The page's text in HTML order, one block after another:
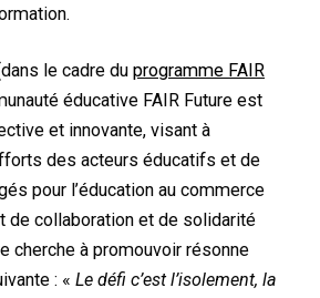
le cadre du programme FAIR
éducative FAIR Future est
et innovante, visant à
des acteurs éducatifs et de
pour l’éducation au commerce
de collaboration et de solidarité
cherche à promouvoir résonne
: « Le défi c’est l’isolement, la